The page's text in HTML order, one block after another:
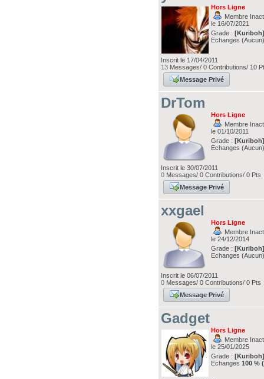
Hors Ligne
Membre
le 16/07/2021
Grade :
Echanges
Inscrit le 17/04/2011
13 Messages/ 0 Contributions/ 10
Message Privé
DrTom
Hors Ligne
Membre
le 01/10/2011
Grade :
Echanges
Inscrit le 30/07/2011
0 Messages/ 0 Contributions/ 0 Pts
Message Privé
xxgael
Hors Ligne
Membre
le 24/12/2014
Grade :
Echanges
Inscrit le 06/07/2011
0 Messages/ 0 Contributions/ 0 Pts
Message Privé
Gadget
Hors Ligne
Membre
le 25/01/2025
Grade :
Echanges100 % (